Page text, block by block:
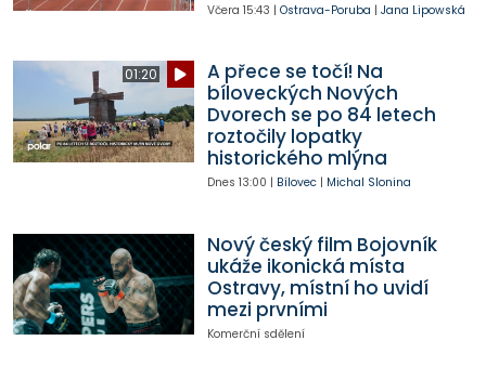
Včera 15:43 | Ostrava-Poruba | Jana Lipowská
01:20
A přece se točí! Na
bíloveckých Nových
Dvorech se po 84 letech
roztočily lopatky
historického mlýna
Dnes 13:00 | Bílovec| Michal Slonina
Nový český film Bojovník
ukáže ikonická místa
Ostravy, místní ho uvidí
mezi prvními
Komerční sdělení